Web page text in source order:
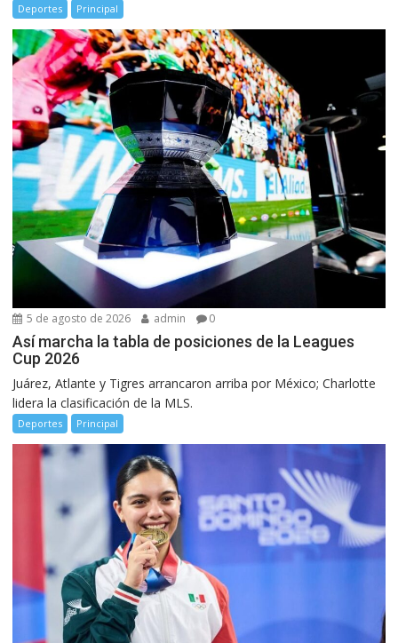
Deportes Principal
5 de agosto de 2026 admin 0
Así marcha la tabla de posiciones de la Leagues
Cup 2026
Juárez, Atlante y Tigres arrancaron arriba por México; Charlotte
lidera la clasificación de la MLS.
Deportes Principal